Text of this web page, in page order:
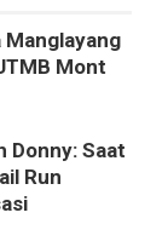
Manglayang
Mont
Donny: Saat
Run